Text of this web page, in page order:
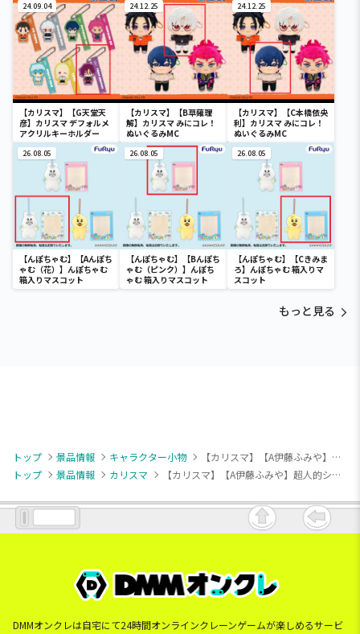
24.09.04
【カリスマ】【G天堂天
彦】カリスマ デフォルメ
アクリルキーホルダー
24.12.25
【カリスマ】【B草薙理
解】カリスマ みにコレ！
ぬいぐるみMC
24.12.25
【カリスマ】【C本橋依央
利】カリスマ みにコレ！
ぬいぐるみMC
26.08.05
【んぽちゃむ】【Aんぽち
ゃむ（花）】んぽちゃむ
箱入りマスコット
26.08.05
【んぽちゃむ】【Bんぽち
ゃむ（ピンク）】んぽち
ゃむ 箱入りマスコット
26.08.05
【んぽちゃむ】【Cきみま
ろ】んぽちゃむ 箱入りマ
スコット
もっと見る
トップ 景品情報 キャラクター小物
【カリスマ】【A伊藤ふみや】超人的シェアハウスストーリー『カリスマ』 おなまえアクリルバッジ～カリスマワールド～
トップ
景品情報 カリスマ 【カリスマ】【A伊藤ふみや】超人的シェアハウスストーリー『カリスマ』 おなまえアクリルバッジ～カリスマワールド～
DMMオンクレは自宅にて24時間オンラインクレーンゲームが楽しめるサービ